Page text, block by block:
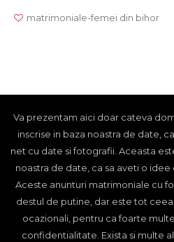
matrimoniale-femei din bihor
Va prezentam aici doar cateva
inscrise in baza noastra de date,
net cu date si fotografii. Aceasta
noastra de date, ca sa aveti o
Aceste anunturi matrimoniale cu
destul de putine, dar este tot
ocazionali, pentru ca foarte
confidentialitate. Exista si multe